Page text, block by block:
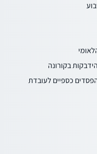
בקורונה
כספיים לעובדת